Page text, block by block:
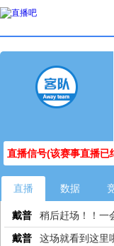
直播信号(该赛事直播已
直播 数据
戴普 稍后赶场！！一
戴普 这场就看到这里